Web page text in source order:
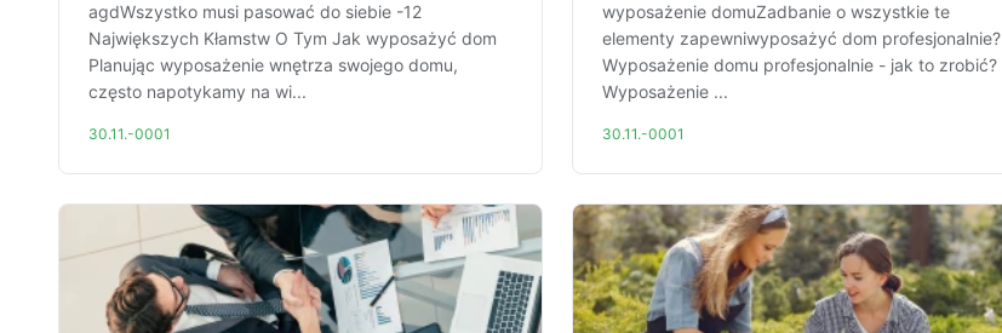
agdWszystko musi pasować do siebie -12
Największych Kłamstw O Tym Jak wyposażyć dom
Planując wyposażenie wnętrza swojego domu,
często napotykamy na wi...
30.11.-0001
wyposażenie domuZadbanie o wszystkie te
elementy zapewniwyposażyć dom profesjonalnie?
Wyposażenie domu profesjonalnie - jak to zrobić?
Wyposażenie ...
30.11.-0001